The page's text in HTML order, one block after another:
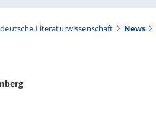
Literaturwissenschaft News